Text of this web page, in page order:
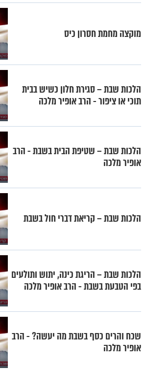
מוקצה מחמת חסרון כיס
הלכות שבת – סגירת חלון כשיש בבית
תוכי או ציפור - הרב אופיר מלכה
הלכות שבת – שטיפת הבית בשבת - הרב
אופיר מלכה
הלכות שבת – קריאת דברי חול בשבת
הלכות שבת – הריגת כינה, יתוש ותולעים
בפי הטבעת בשבת - הרב אופיר מלכה
שכח והרים כסף בשבת מה יעשה? - הרב
אופיר מלכה